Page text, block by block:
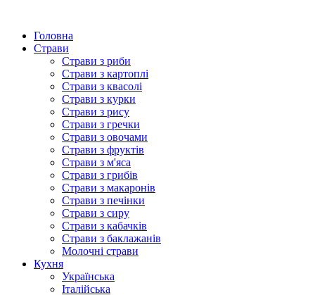
Головна
Страви
Страви з риби
Страви з картоплі
Страви з квасолі
Страви з курки
Страви з рису
Страви з гречки
Страви з овочами
Страви з фруктів
Страви з м'яса
Страви з грибів
Страви з макаронів
Страви з печінки
Страви з сиру
Страви з кабачків
Страви з баклажанів
Молочні страви
Кухня
Українська
Італійська